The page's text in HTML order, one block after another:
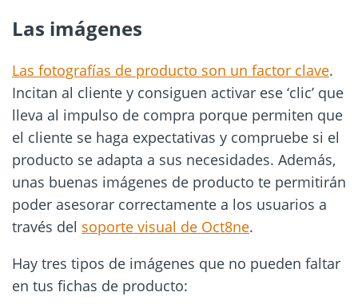
Las imágenes
Las fotografías de producto son un factor clave.
Incitan al cliente y consiguen activar ese ‘clic’ que
lleva al impulso de compra porque permiten que
el cliente se haga expectativas y compruebe si el
producto se adapta a sus necesidades. Además,
unas buenas imágenes de producto te permitirán
poder asesorar correctamente a los usuarios a
través del soporte visual de Oct8ne.
Hay tres tipos de imágenes que no pueden faltar
en tus fichas de producto: